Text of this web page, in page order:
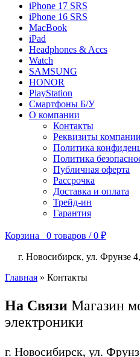
iPhone 17 SRS
iPhone 16 SRS
MacBook
iPad
Headphones & Accs
Watch
SAMSUNG
HONOR
PlayStation
Смартфоны Б/У
О компании
Контакты
Реквизиты компании
Политика
Политика
Публичная оферта
Рассрочка
Доставка и оплата
Трейд-ин
Гарантия
Корзина 0 товаров / 0 ₽
г. Новосибирск, ул. Фрунзе
Главная » Контакты
На Связи Магазин
электроники
г. Новосибирск, ул.